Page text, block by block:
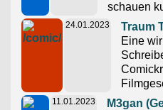
schauen
24.01.2023
Traum
Eine
11.01.2023
M3gan